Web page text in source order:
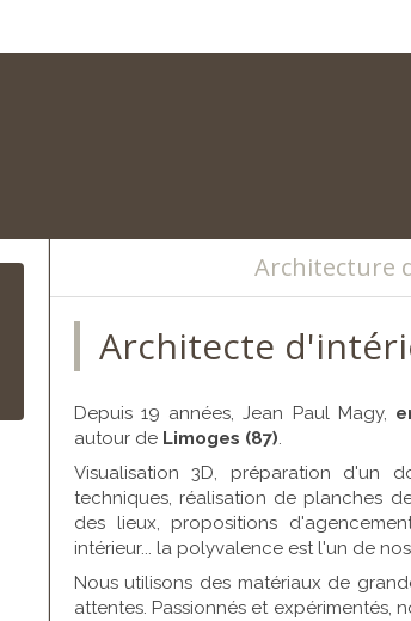
Architecture
Architecte
Depuis 19 années, Jean Paul Magy,
autour de Limoges (87).
Visualisation 3D, préparation d'un
techniques, réalisation de planches
des lieux, propositions
intérieur... la polyvalence est l'un de
Nous utilisons des matériaux de
attentes. Passionnés et expérimentés,